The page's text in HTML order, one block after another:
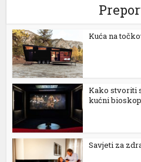
Kuća na
Kako stvoriti
kućni
Savjeti za